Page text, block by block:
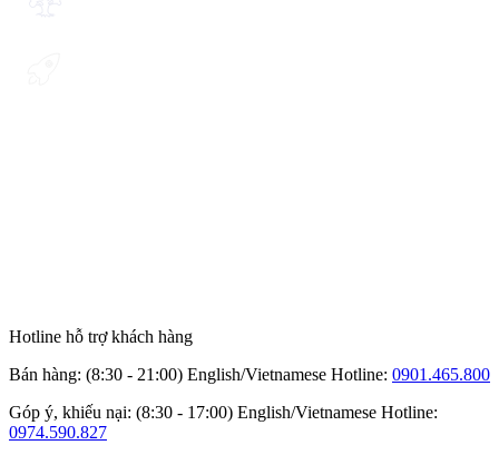
Hotline hỗ trợ khách hàng
Bán hàng: (8:30 - 21:00) English/Vietnamese Hotline: 0901.465.800
Góp ý, khiếu nại: (8:30 - 17:00) English/Vietnamese Hotline:
0974.590.827